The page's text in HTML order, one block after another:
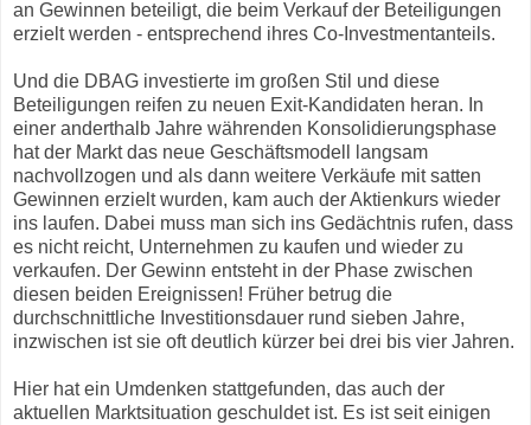
an Gewinnen beteiligt, die beim Verkauf der Beteiligungen
erzielt werden - entsprechend ihres Co-Investmentanteils.
Und die DBAG investierte im großen Stil und diese
Beteiligungen reifen zu neuen Exit-Kandidaten heran. In
einer anderthalb Jahre währenden Konsolidierungsphase
hat der Markt das neue Geschäftsmodell langsam
nachvollzogen und als dann weitere Verkäufe mit satten
Gewinnen erzielt wurden, kam auch der Aktienkurs wieder
ins laufen. Dabei muss man sich ins Gedächtnis rufen, dass
es nicht reicht, Unternehmen zu kaufen und wieder zu
verkaufen. Der Gewinn entsteht in der Phase zwischen
diesen beiden Ereignissen! Früher betrug die
durchschnittliche Investitionsdauer rund sieben Jahre,
inzwischen ist sie oft deutlich kürzer bei drei bis vier Jahren.
Hier hat ein Umdenken stattgefunden, das auch der
aktuellen Marktsituation geschuldet ist. Es ist seit einigen